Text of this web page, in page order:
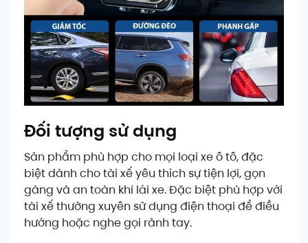
Đối tượng sử dụng
Sản phẩm phù hợp cho mọi loại xe ô tô, đặc
biệt dành cho tài xế yêu thích sự tiện lợi, gọn
gàng và an toàn khi lái xe. Đặc biệt phù hợp với
tài xế thường xuyên sử dụng điện thoại để điều
hướng hoặc nghe gọi rảnh tay.